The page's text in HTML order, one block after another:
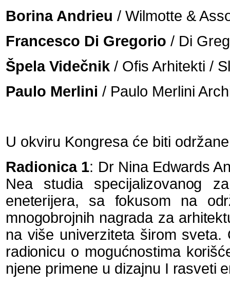
Borina Andrieu / Wilmotte &
Francesco Di Gregorio / Di
Špela Videčnik / Ofis Arhitekti /
Paulo Merlini / Paulo Merlini
U okviru Kongresa će biti
Radionica 1: Dr Nina Edwards
Nea studia specijalizovanog
eneterijera, sa fokusom na
mnogobrojnih nagrada za
na više univerziteta širom sveta.
radionicu o mogućnostima
njene primene u dizajnu I rasveti